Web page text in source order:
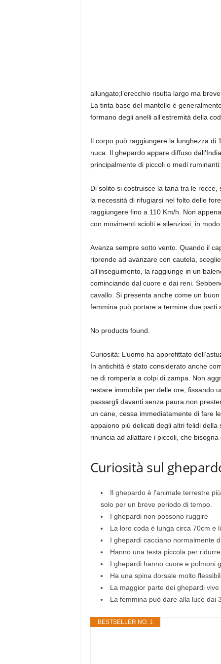
allungato;l’orecchio risulta largo ma
La tinta base del mantello è
formano degli anelli all’estremità della
Il corpo può raggiungere la lunghezza di
nuca. Il ghepardo appare diffuso
principalmente di piccoli o medi
Di solito si costruisce la tana tra le
la necessità di rifugiarsi nel folto delle
raggiungere fino a 110 Km/h. Non
con movimenti sciolti e silenziosi, in
Avanza sempre sotto vento. Quando il
riprende ad avanzare con cautela,
all’inseguimento, la raggiunge in un
cominciando dal cuore e dai reni.
cavallo. Si presenta anche come un
femmina può portare a termine due parti
No products found.
Curiosità: L’uomo ha approfittato
In antichità è stato considerato anche
ne di romperla a colpi di zampa. Non
restare immobile per delle ore, fissando
passargli davanti senza paura:non
un cane, cessa immediatamente di fare
appaiono più delicati degli altri felidi
rinuncia ad allattare i piccoli, che bisogna
Curiosità sul
Il ghepardo è l’animale terrestre
solo per un breve periodo di tempo.
I ghepardi non possono ruggire
La loro coda è lunga circa 70cm e
I ghepardi cacciano normalmente
Hanno una testa piccola per
I ghepardi hanno cuore e polmoni
Ha una spina dorsale molto
La maggior parte dei ghepardi vive
La femmina può dare alla luce dai
BESTSELLER NO. 1